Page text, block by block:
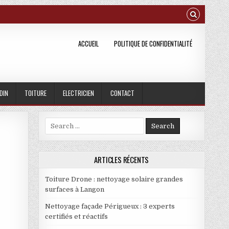
ACCUEIL POLITIQUE DE CONFIDENTIALITÉ
TOITURE ELECTRICIEN CONTACT
Search for:
ARTICLES RÉCENTS
Toiture Drone : nettoyage solaire grandes
surfaces à Langon
Nettoyage façade Périgueux : 3 experts
certifiés et réactifs